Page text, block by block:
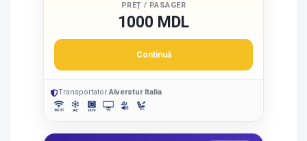
PREȚ / PASAGER
1000 MDL
Continuă
Transportator:Alverstur Italia